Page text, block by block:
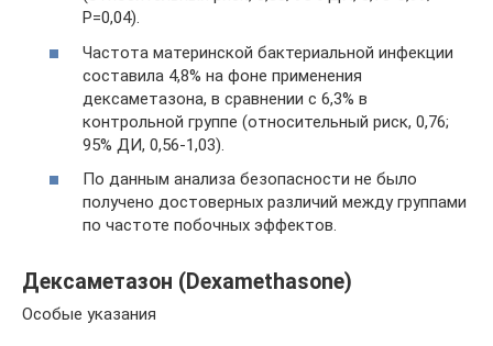
P=0,04).
Частота материнской бактериальной инфекции
составила 4,8% на фоне применения
дексаметазона, в сравнении с 6,3% в
контрольной группе (относительный риск, 0,76;
95% ДИ, 0,56-1,03).
По данным анализа безопасности не было
получено достоверных различий между группами
по частоте побочных эффектов.
Дексаметазон (Dexamethasone)
Особые указания